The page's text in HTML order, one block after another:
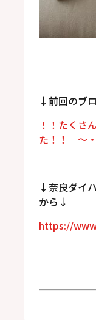
↓前回のブ
！！たくさ
た！！ ～
↓奈良ダイ
から↓
https://